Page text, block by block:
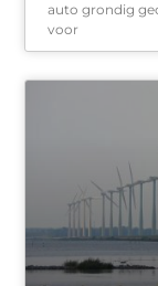
auto grondig
voor